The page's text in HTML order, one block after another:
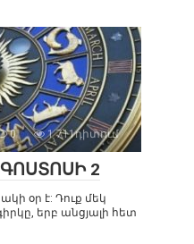
0 1 711դիտում
2
օր է: Դուք մեկ
երբ անցյալի հետ